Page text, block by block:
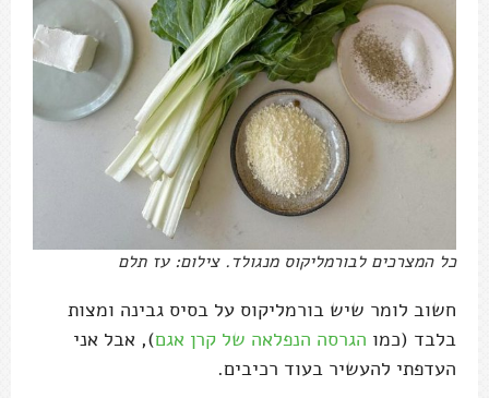
כל המצרכים לבורמליקוס מנגולד. צילום: עז תלם
חשוב לומר שיש בורמליקוס על בסיס גבינה ומצות
בלבד (כמו הגרסה הנפלאה של קרן אגם), אבל אני
העדפתי להעשיר בעוד רכיבים.